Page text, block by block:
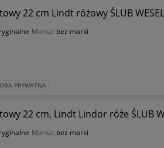
22 cm Lindt różowy ŚLUB
Marka: bez marki
PRYWATNA
22 cm, Lindt Lindor róże ŚLUB
Marka: bez marki